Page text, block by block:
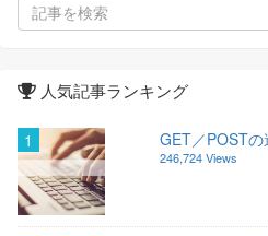
人気記事ランキング
1 GET／POST
246,724 Views